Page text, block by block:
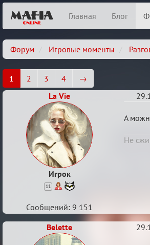
Главная Блог
Форум Игровые моменты
1 2 3 4
→
La Vie
Игрок
11
А
Не
Сообщений: 9 151
Belette